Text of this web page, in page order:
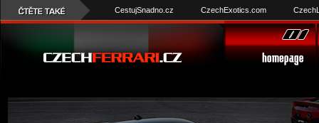
CestujSnadno.cz CzechExotics.com